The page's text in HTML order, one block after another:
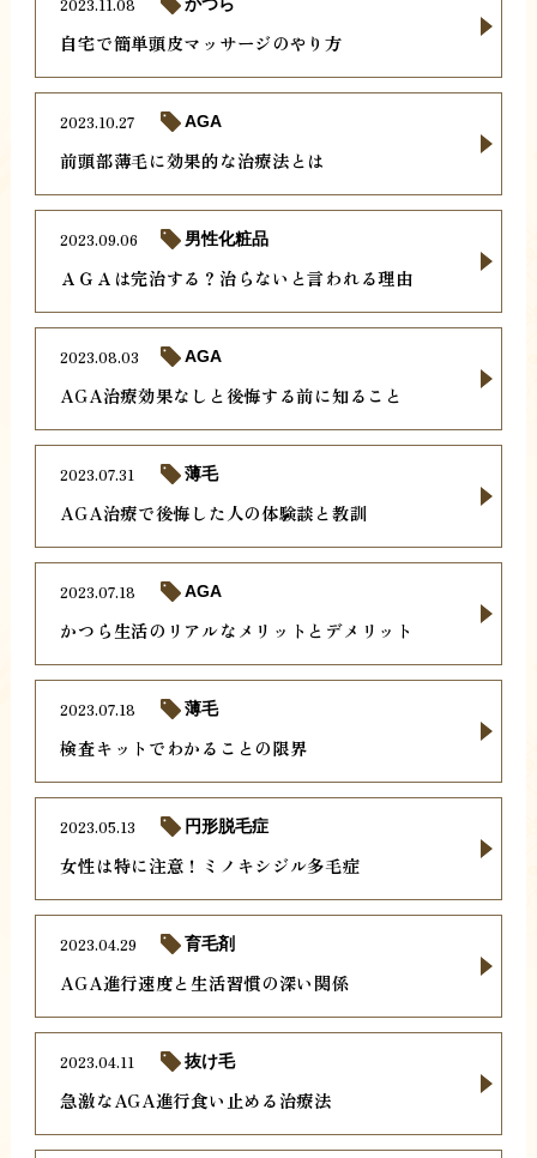
自宅で簡単頭皮マッサージのやり方
2023.11.08 かつら
前頭部薄毛に効果的な治療法とは
2023.10.27 AGA
ＡＧＡは完治する？治らないと言われる理由
2023.09.06 男性化粧品
AGA治療効果なしと後悔する前に知ること
2023.08.03 AGA
AGA治療で後悔した人の体験談と教訓
2023.07.31 薄毛
かつら生活のリアルなメリットとデメリット
2023.07.18 AGA
検査キットでわかることの限界
2023.07.18 薄毛
女性は特に注意！ミノキシジル多毛症
2023.05.13 円形脱毛症
AGA進行速度と生活習慣の深い関係
2023.04.29 育毛剤
急激なAGA進行食い止める治療法
2023.04.11 抜け毛